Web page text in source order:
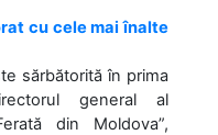
cu cele mai înalte
sărbătorită în prima
general al
din Moldova”,